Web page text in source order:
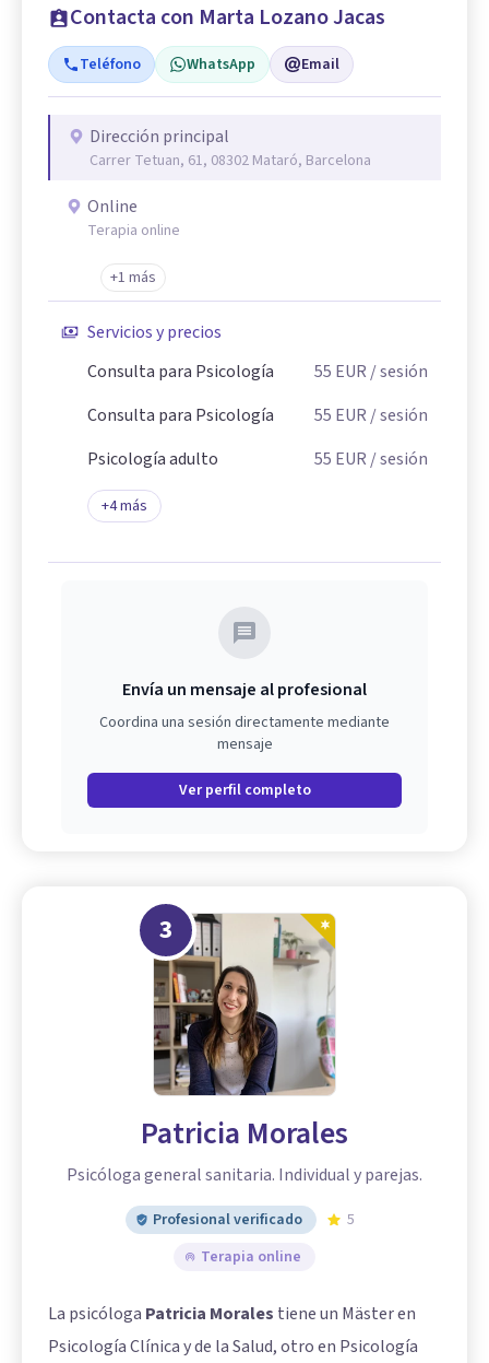
Contacta con Marta Lozano Jacas
Teléfono WhatsApp Email
Dirección principal
Carrer Tetuan, 61, 08302 Mataró, Barcelona
Online
Terapia online
+1 más
Servicios y precios
Consulta para Psicología
55 EUR / sesión
Consulta para Psicología
55 EUR / sesión
Psicología adulto
55 EUR / sesión
+4más
Envía un mensaje al profesional
Coordina una sesión directamente mediante
mensaje
Ver perfil completo
3
Patricia Morales
Psicóloga general sanitaria. Individual y parejas.
Profesional verificado
5
Terapia online
La psicóloga Patricia Morales tiene un Mäster en
Psicología Clínica y de la Salud, otro en Psicología